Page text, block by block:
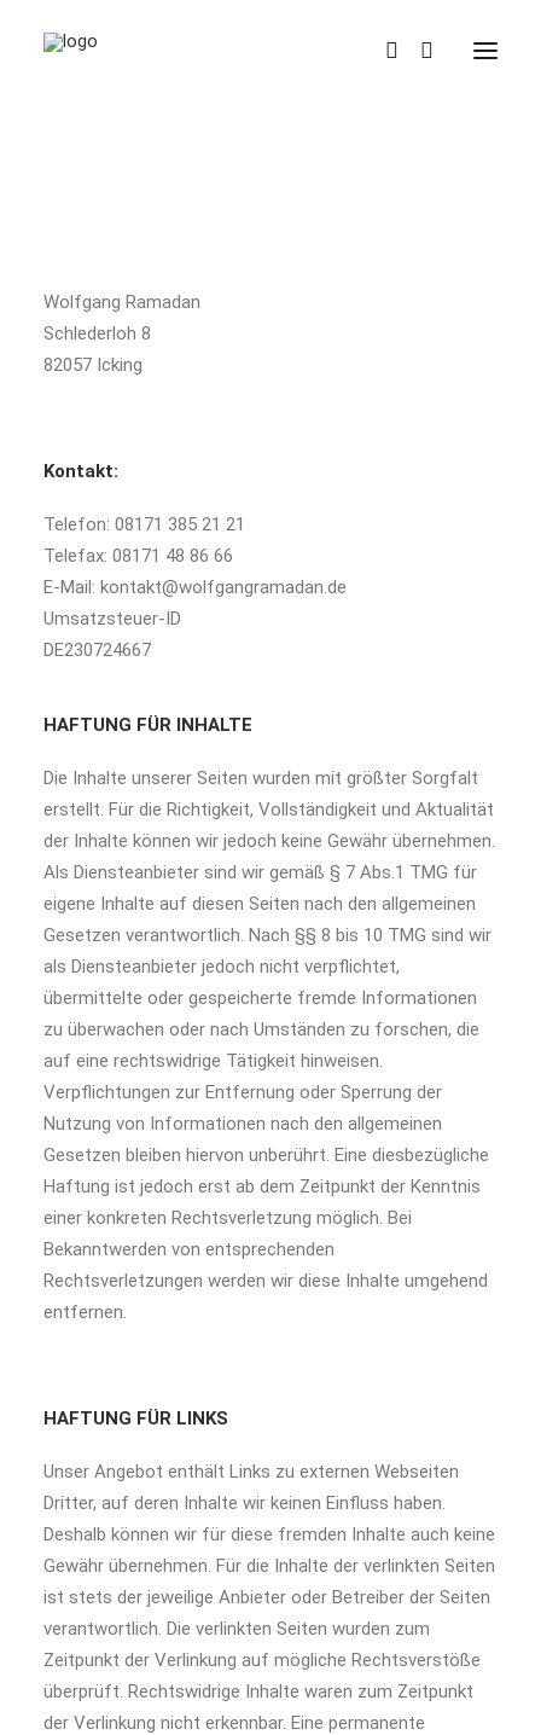
Impressum
Wolfgang Ramadan
Schlederloh 8
82057 Icking
Kontakt:
Telefon: 08171 385 21 21
Telefax: 08171 48 86 66
E-Mail: kontakt@wolfgangramadan.de
Umsatzsteuer-ID
DE230724667
HAFTUNG FÜR INHALTE
Die Inhalte unserer Seiten wurden mit größter Sorgfalt
erstellt. Für die Richtigkeit, Vollständigkeit und Aktualität
der Inhalte können wir jedoch keine Gewähr übernehmen.
Als Diensteanbieter sind wir gemäß § 7 Abs.1 TMG für
eigene Inhalte auf diesen Seiten nach den allgemeinen
Gesetzen verantwortlich. Nach §§ 8 bis 10 TMG sind wir
als Diensteanbieter jedoch nicht verpflichtet,
übermittelte oder gespeicherte fremde Informationen
zu überwachen oder nach Umständen zu forschen, die
auf eine rechtswidrige Tätigkeit hinweisen.
Verpflichtungen zur Entfernung oder Sperrung der
Nutzung von Informationen nach den allgemeinen
Gesetzen bleiben hiervon unberührt. Eine diesbezügliche
Haftung ist jedoch erst ab dem Zeitpunkt der Kenntnis
einer konkreten Rechtsverletzung möglich. Bei
Bekanntwerden von entsprechenden
Rechtsverletzungen werden wir diese Inhalte umgehend
entfernen.
HAFTUNG FÜR LINKS
Unser Angebot enthält Links zu externen Webseiten
Dritter, auf deren Inhalte wir keinen Einfluss haben.
Deshalb können wir für diese fremden Inhalte auch keine
Gewähr übernehmen. Für die Inhalte der verlinkten Seiten
ist stets der jeweilige Anbieter oder Betreiber der Seiten
verantwortlich. Die verlinkten Seiten wurden zum
Zeitpunkt der Verlinkung auf mögliche Rechtsverstöße
überprüft. Rechtswidrige Inhalte waren zum Zeitpunkt
der Verlinkung nicht erkennbar. Eine permanente